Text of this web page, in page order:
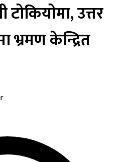
टोकियोमा, उत्तर
भ्रमण केन्द्रित